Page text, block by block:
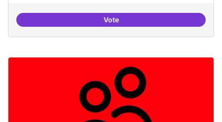
Vote3-4 centres-lab internacionals